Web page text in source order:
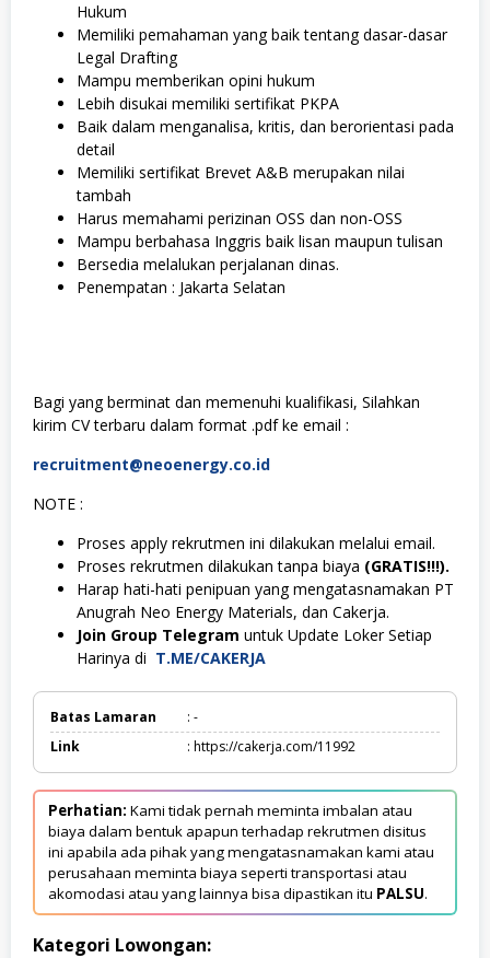
Hukum
Memiliki pemahaman yang baik tentang dasar-dasar
Legal Drafting
Mampu memberikan opini hukum
Lebih disukai memiliki sertifikat PKPA
Baik dalam menganalisa, kritis, dan berorientasi pada
detail
Memiliki sertifikat Brevet A&B merupakan nilai
tambah
Harus memahami perizinan OSS dan non-OSS
Mampu berbahasa Inggris baik lisan maupun tulisan
Bersedia melalukan perjalanan dinas.
Penempatan : Jakarta Selatan
Bagi yang berminat dan memenuhi kualifikasi, Silahkan
kirim CV terbaru dalam format .pdf ke email :
recruitment@neoenergy.co.id
NOTE :
Proses apply rekrutmen ini dilakukan melalui email.
Proses rekrutmen dilakukan tanpa biaya (GRATIS!!!).
Harap hati-hati penipuan yang mengatasnamakan PT
Anugrah Neo Energy Materials, dan Cakerja.
Join Group Telegram untuk Update Loker Setiap
Harinya di T.ME/CAKERJA
Batas Lamaran
: -
Link
: https://cakerja.com/11992
Perhatian: Kami tidak pernah meminta imbalan atau
biaya dalam bentuk apapun terhadap rekrutmen disitus
ini apabila ada pihak yang mengatasnamakan kami atau
perusahaan meminta biaya seperti transportasi atau
akomodasi atau yang lainnya bisa dipastikan itu PALSU.
Kategori Lowongan: